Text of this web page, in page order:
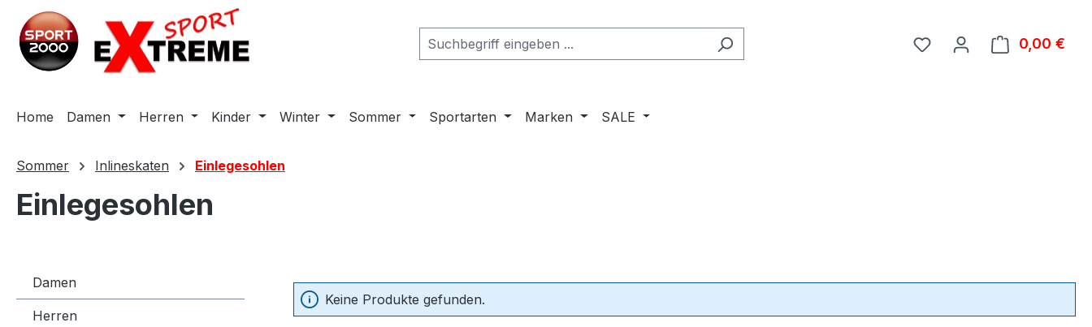
Hauptinhalt springen
Zur Suche springen
Zur Hauptnavigation springen
0,00 €
Home Damen Herren Kinder Winter Sommer Sportarten Marken SALE
Sommer Inlineskaten Einlegesohlen
Einlegesohlen
Damen
Herren
Keine Produkte gefunden.